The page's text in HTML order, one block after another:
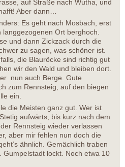
auf Straße nach Wutha, und
Aber dann…
Es geht nach Mosbach, erst
Ort berghoch.
und dann Zickzack durch die
zu sagen, was schöner ist.
die Blauröcke sind richtig gut
wir den Wald und bleiben dort.
nun auch Berge. Gute
zum Rennsteig, auf den biegen
ein.
die Meisten ganz gut. Wer ist
aufwärts, bis kurz nach dem
Rennsteig wieder verlassen
aber mir fehlen nun doch die
ähnlich. Gemächlich traben
lockt. Noch etwa 10